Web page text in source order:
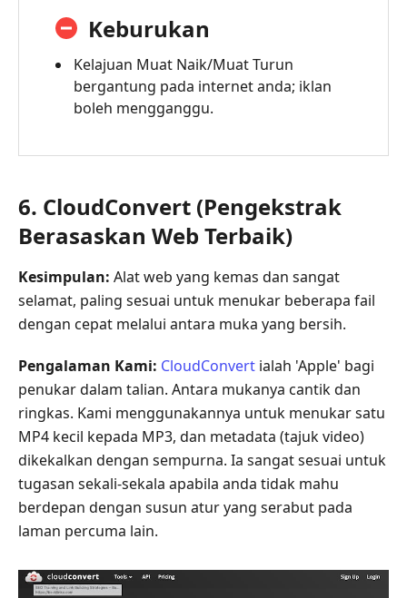
Keburukan
Kelajuan Muat Naik/Muat Turun
bergantung pada internet anda; iklan
boleh mengganggu.
6. CloudConvert (Pengekstrak
Berasaskan Web Terbaik)
Kesimpulan: Alat web yang kemas dan sangat
selamat, paling sesuai untuk menukar beberapa fail
dengan cepat melalui antara muka yang bersih.
Pengalaman Kami: CloudConvert ialah 'Apple' bagi
penukar dalam talian. Antara mukanya cantik dan
ringkas. Kami menggunakannya untuk menukar satu
MP4 kecil kepada MP3, dan metadata (tajuk video)
dikekalkan dengan sempurna. Ia sangat sesuai untuk
tugasan sekali-sekala apabila anda tidak mahu
berdepan dengan susun atur yang serabut pada
laman percuma lain.